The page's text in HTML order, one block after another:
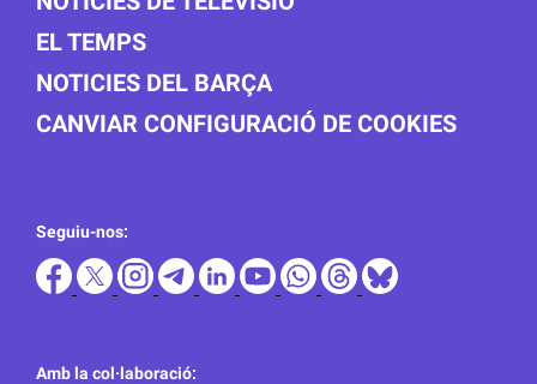
EL TEMPS
NOTICIES DEL BARÇA
CANVIAR CONFIGURACIÓ DE COOKIES
Seguiu-nos:
Amb la col·laboració: